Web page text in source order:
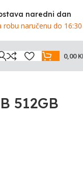
naredni dan
robu naručenu do
0,00
512GB